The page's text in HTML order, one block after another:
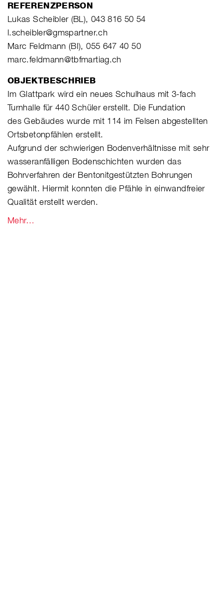
REFERENZPERSON
Lukas Scheibler (BL), 043 816 50 54
l.scheibler@gmspartner.ch
Marc Feldmann (BI), 055 647 40 50
marc.feldmann@tbfmartiag.ch
OBJEKTBESCHRIEB
Im Glattpark wird ein neues Schulhaus mit 3-fach
Turnhalle für 440 Schüler erstellt. Die Fundation
des Gebäudes wurde mit 114 im Felsen abgestellten
Ortsbetonpfählen erstellt.
Aufgrund der schwierigen Bodenverhältnisse mit sehr
wasseranfälligen Bodenschichten wurden das
Bohrverfahren der Bentonitgestützten Bohrungen
gewählt. Hiermit konnten die Pfähle in einwandfreier
Qualität erstellt werden.
Mehr…